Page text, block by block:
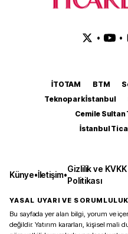
• •
İTOTAM BTM
Teknopark İstanbul
Cemile
İstanbul
Künye•İletişim•
Gizlilik ve KVKK
Politikası
YASAL UYARI VE
Bu sayfada yer alan bilgi, yorum ve
değildir. Yatırım kararları, kişisel